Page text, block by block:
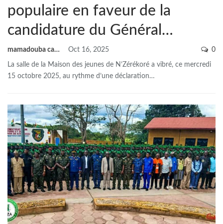
populaire en faveur de la
candidature du Général…
mamadouba camara Oct 16, 2025 0
La salle de la Maison des jeunes de N’Zérékoré a vibré, ce mercredi
15 octobre 2025, au rythme d’une déclaration…